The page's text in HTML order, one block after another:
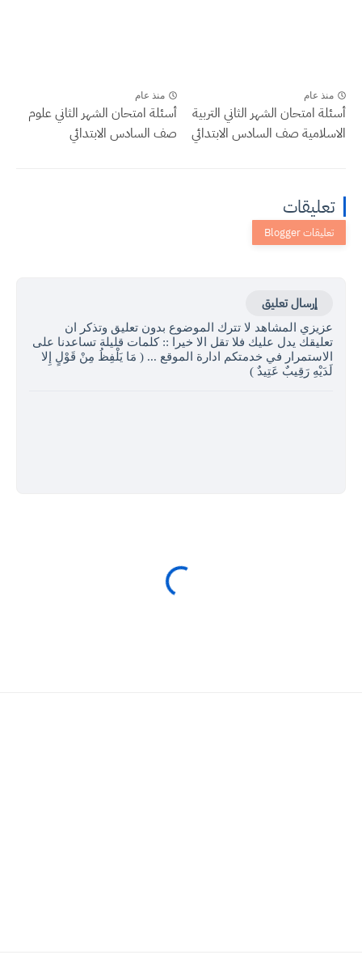
منذ عام
أسئلة امتحان الشهر الثاني التربية
الاسلامية صف السادس الابتدائي
منذ عام
أسئلة امتحان الشهر الثاني علوم
صف السادس الابتدائي
تعليقات
إرسال تعليق
عزيزي المشاهد لا تترك الموضوع بدون تعليق وتذكر ان
تعليقك يدل عليك فلا تقل الا خيرا :: كلمات قليلة تساعدنا على
الاستمرار في خدمتكم ادارة الموقع ... ( مَا يَلْفِظُ مِنْ قَوْلٍ إِلا
لَدَيْهِ رَقِيبٌ عَتِيدٌ )